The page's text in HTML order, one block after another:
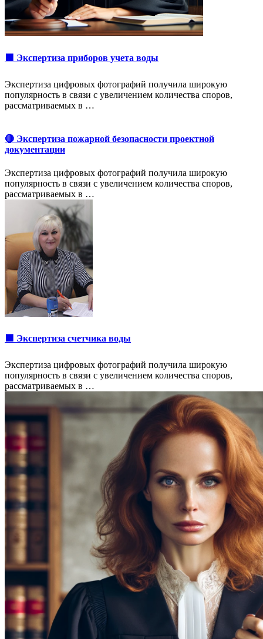
🟩 Экспертиза приборов учета воды
Экспертиза цифровых фотографий получила широкую
популярность в связи с увеличением количества споров,
рассматриваемых в …
🔴 Экспертиза пожарной безопасности проектной
документации
Экспертиза цифровых фотографий получила широкую
популярность в связи с увеличением количества споров,
рассматриваемых в …
🟩 Экспертиза счетчика воды
Экспертиза цифровых фотографий получила широкую
популярность в связи с увеличением количества споров,
рассматриваемых в …